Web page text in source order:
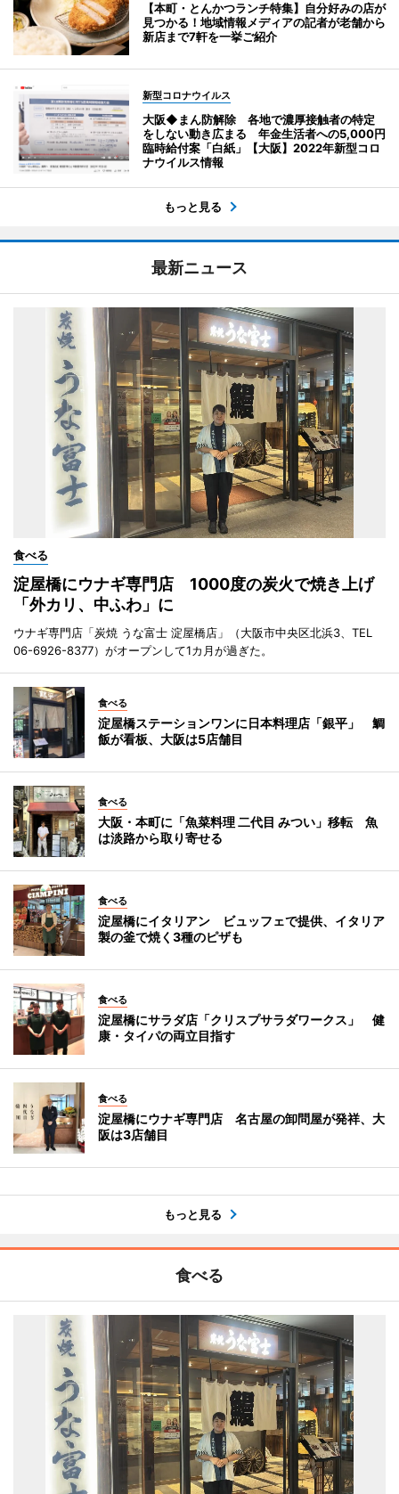
【本町・とんかつランチ特集】自分好みの店が
見つかる！地域情報メディアの記者が老舗から
新店まで7軒を一挙ご紹介
新型コロナウイルス
大阪◆まん防解除 各地で濃厚接触者の特定
をしない動き広まる 年金生活者への5,000円
臨時給付案「白紙」【大阪】2022年新型コロ
ナウイルス情報
もっと見る
最新ニュース
食べる
淀屋橋にウナギ専門店 1000度の炭火で焼き上げ
「外カリ、中ふわ」に
ウナギ専門店「炭焼 うな富士 淀屋橋店」（大阪市中央区北浜3、TEL
06-6926-8377）がオープンして1カ月が過ぎた。
食べる
淀屋橋ステーションワンに日本料理店「銀平」 鯛
飯が看板、大阪は5店舗目
食べる
大阪・本町に「魚菜料理 二代目 みつい」移転 魚
は淡路から取り寄せる
食べる
淀屋橋にイタリアン ビュッフェで提供、イタリア
製の釜で焼く3種のピザも
食べる
淀屋橋にサラダ店「クリスプサラダワークス」 健
康・タイパの両立目指す
食べる
淀屋橋にウナギ専門店 名古屋の卸問屋が発祥、大
阪は3店舗目
もっと見る
食べる